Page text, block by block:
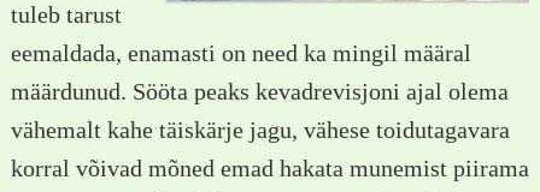
tuleb tarust
eemaldada, enamasti on need ka mingil määral
määrdunud. Sööta peaks kevadrevisjoni ajal olema
vähemalt kahe täiskärje jagu, vähese toidutagavara
korral võivad mõned emad hakata munemist piirama